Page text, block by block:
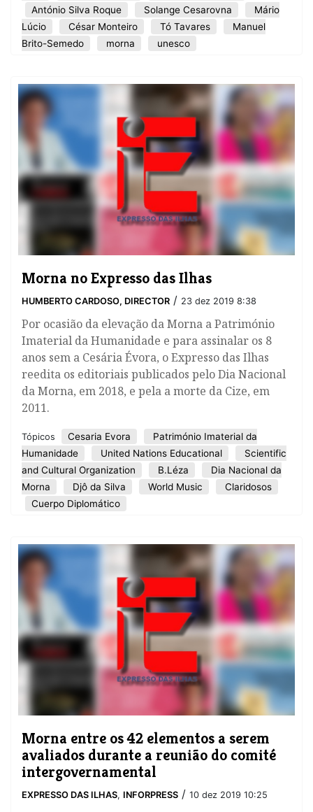
António Silva Roque
Solange Cesarovna
Mário
Lúcio
César Monteiro Tó Tavares
Manuel
Brito-Semedo
morna unesco
Morna no Expresso das Ilhas
HUMBERTO CARDOSO, DIRECTOR / 23 dez 2019 8:38
Por ocasião da elevação da Morna a Património
Imaterial da Humanidade e para assinalar os 8
anos sem a Cesária Évora, o Expresso das Ilhas
reedita os editoriais publicados pelo Dia Nacional
da Morna, em 2018, e pela a morte da Cize, em
2011.
Tópicos Cesaria Evora
Património Imaterial da
Humanidade
United Nations Educational
Scientific
and Cultural Organization
B.Léza
Dia Nacional da
Morna
Djô da Silva World Music
Claridosos
Cuerpo Diplomático
Morna entre os 42 elementos a serem
avaliados durante a reunião do comité
intergovernamental
EXPRESSO DAS ILHAS, INFORPRESS / 10 dez 2019 10:25